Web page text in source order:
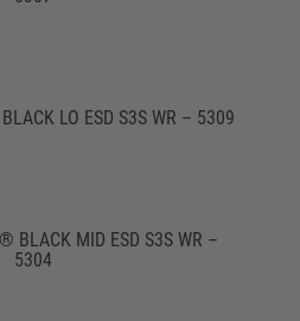
LO ESD S3S WR – 5309
BLACK MID ESD S3S WR –
5304